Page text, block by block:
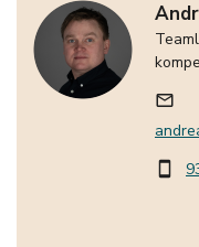
mail_outline
smartphone